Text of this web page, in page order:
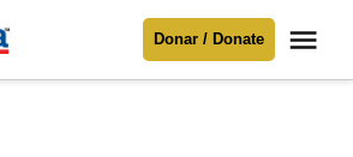
necesitamos
Noticia
Donar / Donate